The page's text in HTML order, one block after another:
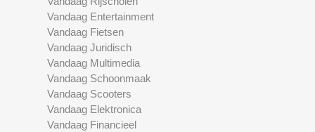
Vandaag Entertainment
Vandaag Fietsen
Vandaag Juridisch
Vandaag Multimedia
Vandaag Schoonmaak
Vandaag Scooters
Vandaag Elektronica
Vandaag Financieel